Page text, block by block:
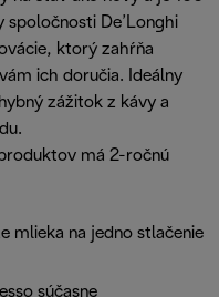
spoločnosti De’Longhi
ktorý zahŕňa
ich doručia. Ideálny
zážitok z kávy a
má 2-ročnú
mlieka na jedno stlačenie
súčasne